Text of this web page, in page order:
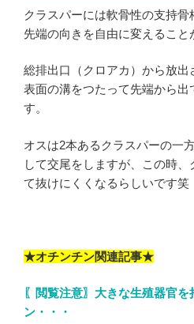
クラスパーには軟骨性の支持
先端の向きを自由に変えること
総排出口（クロアカ）から放出
表面の溝をつたって先端から出
す。
オスは2本あるクラスパーの一
して交尾をしますが、この時
て抜けにくくなるらしいです笑
★オチンチン関連記事★
〖閲覧注意〗大きな生殖器官
ン・・・